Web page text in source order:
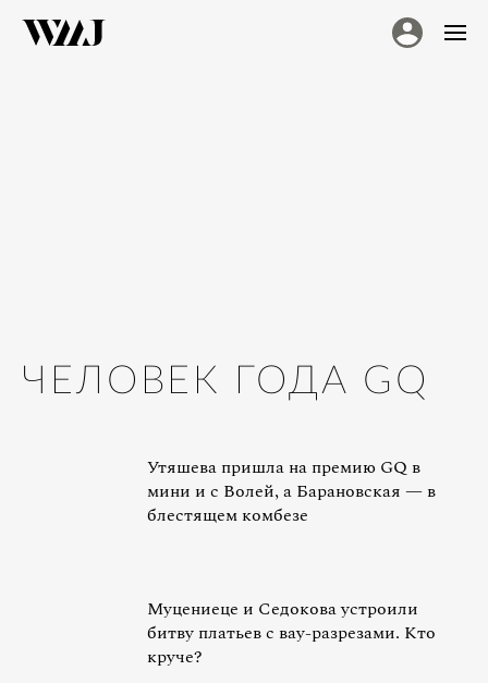
ЧЕЛОВЕК ГОДА GQ
Утяшева пришла на премию GQ в
мини и с Волей, а Барановская — в
блестящем комбезе
Муцениеце и Седокова устроили
битву платьев с вау-разрезами. Кто
круче?